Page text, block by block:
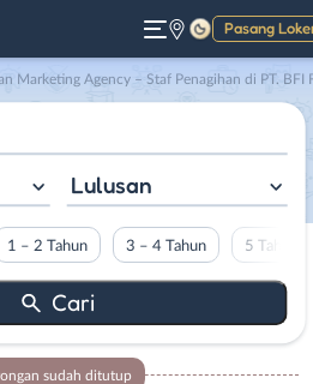
Pasang
Gelap
Agency – Staf Penagihan di PT. BFI Finance Indonesia
Lulusan
1 – 2 Tahun 3 – 4 Tahun 5 Tahun
sudah ditutup